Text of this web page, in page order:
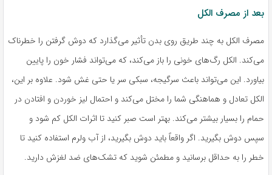
بعد از مصرف الکل
مصرف الکل به چند طریق روی بدن تأثیر می‌گذارد که دوش گرفتن را خطرناک
می‌کند. الکل رگ‌های خونی را باز می‌کند، که می‌تواند فشار خون را پایین
بیاورد. این می‌تواند باعث سرگیجه، سبکی سر یا حتی غش شود. علاوه بر این،
الکل تعادل و هماهنگی شما را مختل می‌کند و احتمال لیز خوردن و افتادن در
حمام را بسیار بیشتر می‌کند. بهتر است صبر کنید تا اثرات الکل کم شود و
سپس دوش بگیرید. اگر واقعاً باید دوش بگیرید، از آب ولرم استفاده کنید تا
خطر را به حداقل برسانید و مطمئن شوید که تشک‌های ضد لغزش دارید.